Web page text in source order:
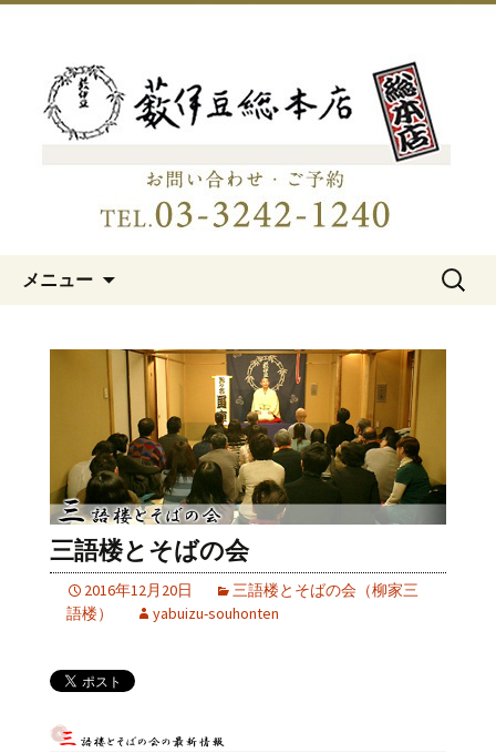
日本橋の老舗蕎麦屋「藪伊豆総
本店」
メニュー
検
三語楼とそばの会
2016年12月20日
三語楼とそばの会（柳家三
語楼）
yabuizu-souhonten